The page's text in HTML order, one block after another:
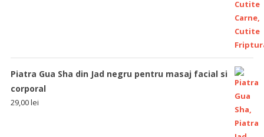
Piatra Gua Sha din Jad negru pentru masaj facial si
corporal
29,00lei